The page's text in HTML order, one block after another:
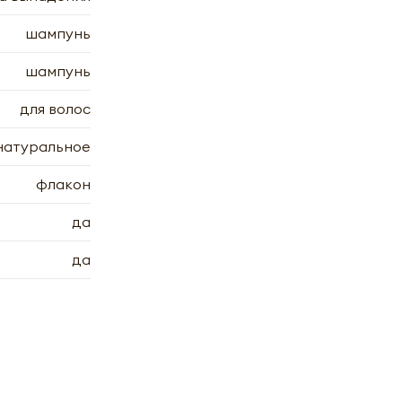
шампунь
шампунь
для волос
флакон
да
да